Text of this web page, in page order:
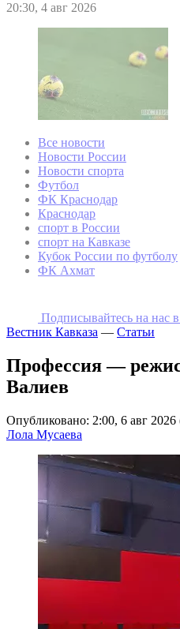
20:30, 4 авг 2026
Все новости
Новости России
Новости спорта
Футбол
ФК Краснодар
Краснодар
спорт в России
спорт на Кавказе
Кубок России по футболу
ФК Ахмат
Подписывайтесь на наc
Вестник Кавказа — Статьи
Профессия —
Валиев
Опубликовано: 2:00, 6 авг
Лола Мусаева